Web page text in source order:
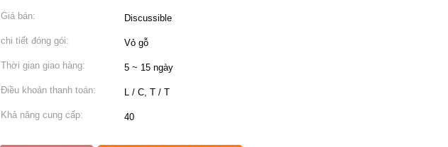
Giá bán: Discussible
chi tiết đóng gói: Vỏ gỗ
Thời gian giao hàng: 5 ~ 15 ngày
Điều khoản thanh toán: L / C, T / T
Khả năng cung cấp: 40